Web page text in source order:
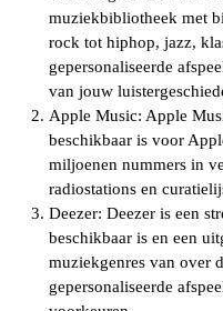
muziekbibliotheek met
rock tot hiphop, jazz,
gepersonaliseerde
van jouw
Apple Music: Apple
beschikbaar is voor
miljoenen nummers in
radiostations en
Deezer: Deezer is een
beschikbaar is en een
muziekgenres van over
gepersonaliseerde